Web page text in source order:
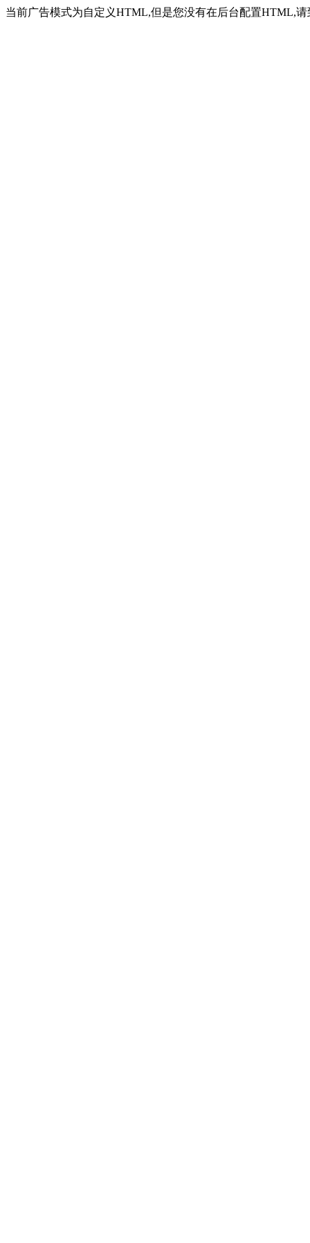
当前广告模式为自定义HTML,但是您没有在后台配置HTML,